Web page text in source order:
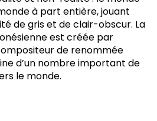
à part entière, jouant
de gris et de clair-obscur. La
est créée par
de renommée
d’un nombre important de
le monde.